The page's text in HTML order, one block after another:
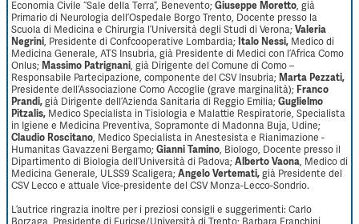
Economia Civile “Sale della Terra”, Benevento; Giuseppe Moretto, già
Primario di Neurologia dell’Ospedale Borgo Trento, Docente presso la
Scuola di Medicina e Chirurgia l’Università degli Studi di Verona; Valeria
Negrini, Presidente di Confcooperative Lombardia; Italo Nessi, Medico di
Medicina Generale, ATS Insubria, già Presidente di Medici con l’Africa Como
Onlus; Massimo Patrignani, già Dirigente del Comune di Como –
Responsabile Partecipazione, componente del CSV Insubria; Marta Pezzati,
Presidente dell’Associazione Como Accoglie (grave marginalità); Franco
Prandi, già Dirigente dell’Azienda Sanitaria di Reggio Emilia; Guglielmo
Pitzalis, Medico Specialista in Tisiologia e Malattie Respiratorie, Specialista
in Igiene e Medicina Preventiva, Sopramonte di Madonna Buja, Udine;
Claudio Roscitano, Medico Specialista in Anestesista e Rianimazione -
Humanitas Gavazzeni Bergamo; Gianni Tamino, Biologo, Docente presso il
Dipartimento di Biologia dell’Università di Padova; Alberto Vaona, Medico di
Medicina Generale, ULSS9 Scaligera; Angelo Vertemati, già Presidente del
CSV Lecco e attuale Vice-presidente del CSV Monza-Lecco-Sondrio.
L’autrice ringrazia inoltre per i preziosi consigli e suggerimenti: Carlo